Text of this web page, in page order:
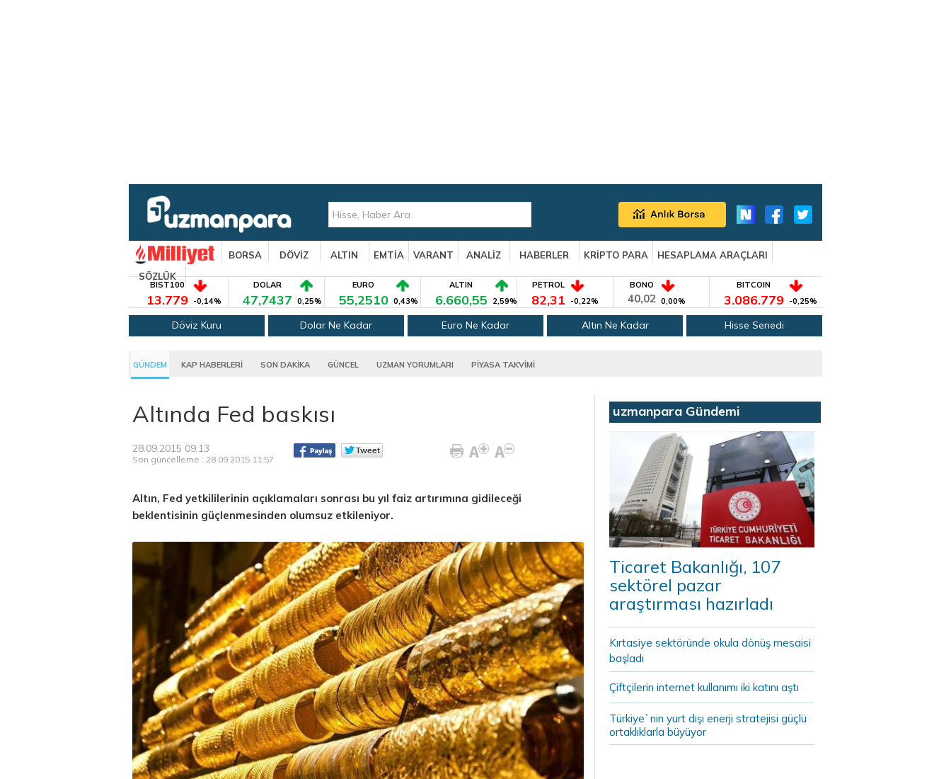
BORSA DÖVİZ ALTIN EMTİA VARANT ANALİZ HABERLER KRİPTO PARA
HESAPLAMA ARAÇLARI
SÖZLÜK
BIST100
13.779 -0,14%
DOLAR
47,7437 0,25%
EURO
55,2510 0,43%
ALTIN
6.660,55 2,59%
PETROL
82,31 -0,22%
BONO
40,02 0,00%
BITCOIN
3.086.779 -0,25%
Döviz Kuru Dolar Ne Kadar Euro Ne Kadar Altın Ne Kadar Hisse Senedi
GÜNDEM KAP HABERLERİ SON DAKİKA GÜNCEL UZMAN YORUMLARI PİYASA TAKVİMİ
Altında Fed baskısı
28.09.2015 09:13
Son güncelleme : 28.09.2015 11:57
Altın, Fed yetkililerinin açıklamaları sonrası bu yıl faiz artırımına gidileceği
beklentisinin güçlenmesinden olumsuz etkileniyor.
uzmanpara Gündemi
Ticaret Bakanlığı, 107
sektörel pazar
araştırması hazırladı
Kırtasiye sektöründe okula dönüş mesaisi
başladı
Çiftçilerin internet kullanımı iki katını aştı
Türkiye`nin yurt dışı enerji stratejisi güçlü
ortaklıklarla büyüyor